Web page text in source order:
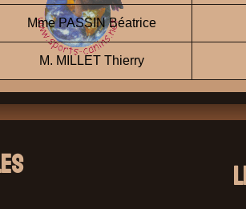
Mme PASSIN Béatrice
M. MILLET Thierry